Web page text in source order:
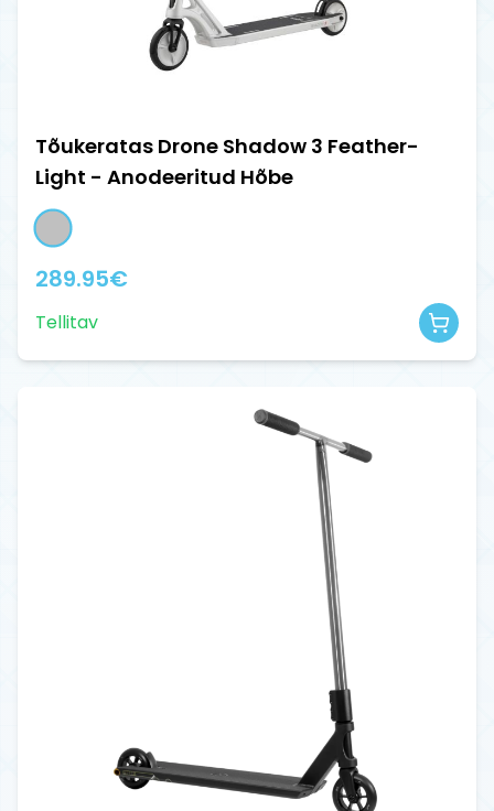
Tõukeratas Drone Shadow 3 Feather-
Light - Anodeeritud Hõbe
289.95€
Tellitav